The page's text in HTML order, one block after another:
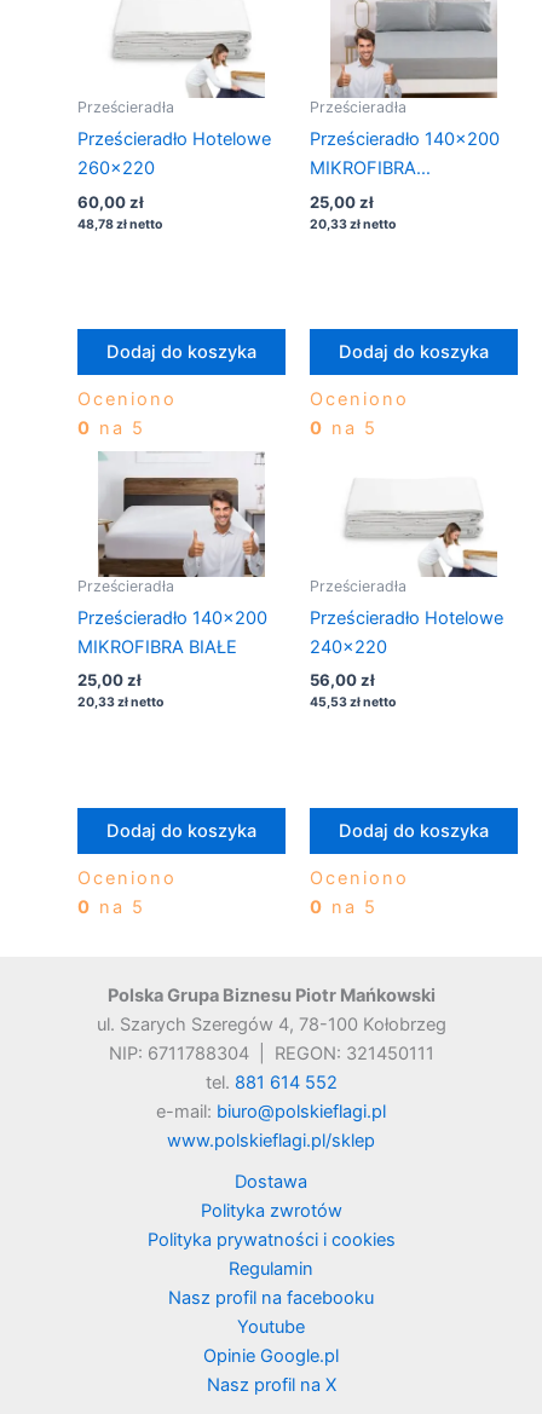
Prześcieradła
Prześcieradło Hotelowe
260×220
Oceniono
0 na 5
60,00zł
48,78złnetto
Dodaj do koszyka
Prześcieradła
Prześcieradło 140×200
MIKROFIBRA
JASNOSZARE
Oceniono
0 na 5
25,00zł
20,33złnetto
Dodaj do koszyka
Prześcieradła
Prześcieradło 140×200
MIKROFIBRA BIAŁE
Oceniono
0 na 5
25,00zł
20,33złnetto
Dodaj do koszyka
Prześcieradła
Prześcieradło Hotelowe
240×220
Oceniono
0 na 5
56,00zł
45,53złnetto
Dodaj do koszyka
Polska Grupa Biznesu Piotr Mańkowski
ul. Szarych Szeregów 4, 78-100 Kołobrzeg
NIP: 6711788304 | REGON: 321450111
tel. 881 614 552
e-mail: biuro@polskieflagi.pl
www.polskieflagi.pl/sklep
Dostawa
Polityka zwrotów
Polityka prywatności i cookies
Regulamin
Nasz profil na facebooku
Youtube
Opinie Google.pl
Nasz profil na X